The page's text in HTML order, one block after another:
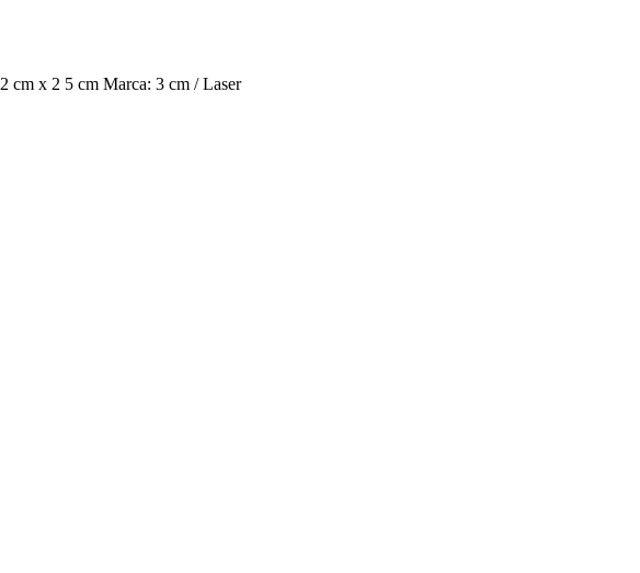
cm x 2 5 cm Marca: 3 cm / Laser